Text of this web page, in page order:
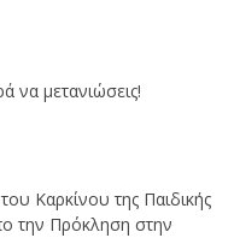
να μετανιώσεις!
Καρκίνου της Παιδικής
την Πρόκληση στην